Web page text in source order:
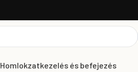
Homlokzatkezelés és befejezés